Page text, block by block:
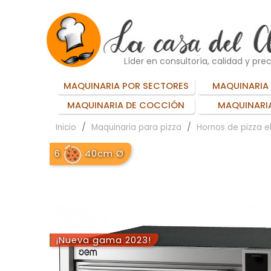
Líder en consultoría, calidad y
MAQUINARIA POR SECTORES
MAQUINARIA
MAQUINARIA DE COCCIÓN
Inicio Maquinaria para pizza Hornos de pizza
6 40cm Ø
¡Nueva gama 2023!